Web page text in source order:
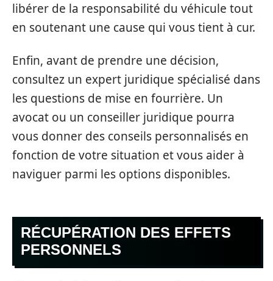
libérer de la responsabilité du véhicule tout
en soutenant une cause qui vous tient à cur.
Enfin, avant de prendre une décision,
consultez un expert juridique spécialisé dans
les questions de mise en fourrière. Un
avocat ou un conseiller juridique pourra
vous donner des conseils personnalisés en
fonction de votre situation et vous aider à
naviguer parmi les options disponibles.
RÉCUPÉRATION DES EFFETS
PERSONNELS